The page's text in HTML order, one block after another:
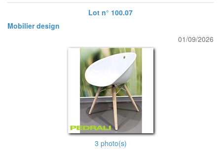
Lot n° 100.07
Mobilier design
01/09/2026
3 photo(s)